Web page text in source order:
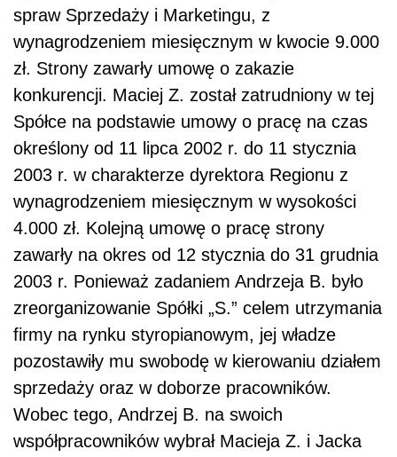
spraw Sprzedaży i Marketingu, z
wynagrodzeniem miesięcznym w kwocie 9.000
zł. Strony zawarły umowę o zakazie
konkurencji. Maciej Z. został zatrudniony w tej
Spółce na podstawie umowy o pracę na czas
określony od 11 lipca 2002 r. do 11 stycznia
2003 r. w charakterze dyrektora Regionu z
wynagrodzeniem miesięcznym w wysokości
4.000 zł. Kolejną umowę o pracę strony
zawarły na okres od 12 stycznia do 31 grudnia
2003 r. Ponieważ zadaniem Andrzeja B. było
zreorganizowanie Spółki „S.” celem utrzymania
firmy na rynku styropianowym, jej władze
pozostawiły mu swobodę w kierowaniu działem
sprzedaży oraz w doborze pracowników.
Wobec tego, Andrzej B. na swoich
współpracowników wybrał Macieja Z. i Jacka